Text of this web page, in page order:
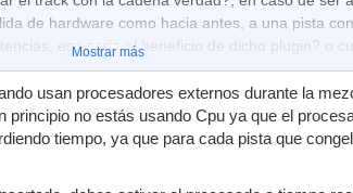
de hardware como hacia antes, a una pista
ese seria el beneficio de dicho plugin? o
Mostrar más
usan procesadores externos durante la
principio no estás usando Cpu ya que el
tiempo, ya que para cada pista que